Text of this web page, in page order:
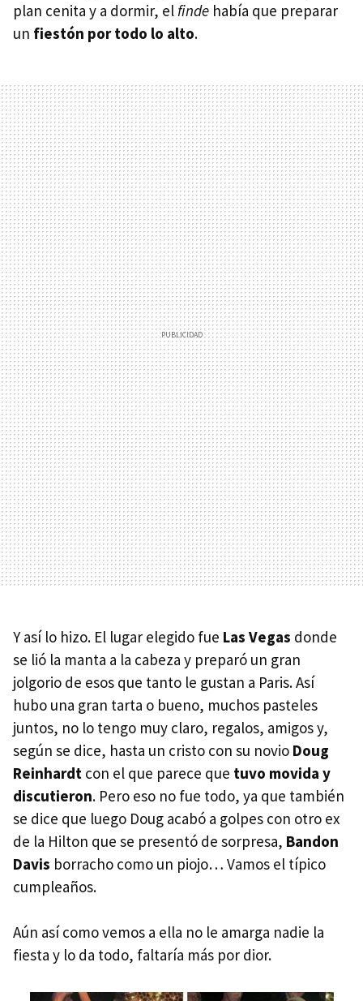
plan cenita y a dormir, el finde había que preparar
un fiestón por todo lo alto.
Y así lo hizo. El lugar elegido fue Las Vegas donde
se lió la manta a la cabeza y preparó un gran
jolgorio de esos que tanto le gustan a Paris. Así
hubo una gran tarta o bueno, muchos pasteles
juntos, no lo tengo muy claro, regalos, amigos y,
según se dice, hasta un cristo con su novio Doug
Reinhardt con el que parece que tuvo movida y
discutieron. Pero eso no fue todo, ya que también
se dice que luego Doug acabó a golpes con otro ex
de la Hilton que se presentó de sorpresa, Bandon
Davis borracho como un piojo… Vamos el típico
cumpleaños.
Aún así como vemos a ella no le amarga nadie la
fiesta y lo da todo, faltaría más por dior.